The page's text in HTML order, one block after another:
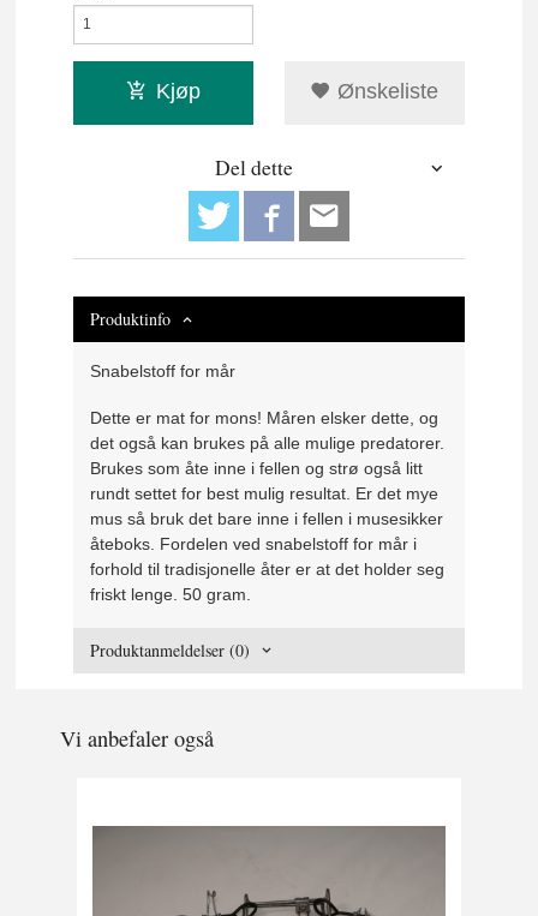
Kjøp Ønskeliste
Del dette
Produktinfo
Snabelstoff for mår
Dette er mat for mons! Måren elsker dette, og
det også kan brukes på alle mulige predatorer.
Brukes som åte inne i fellen og strø også litt
rundt settet for best mulig resultat. Er det mye
mus så bruk det bare inne i fellen i musesikker
åteboks. Fordelen ved snabelstoff for mår i
forhold til tradisjonelle åter er at det holder seg
friskt lenge. 50 gram.
Produktanmeldelser (0)
Vi anbefaler også